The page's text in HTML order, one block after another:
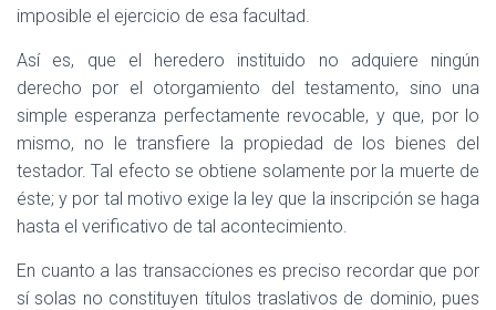
imposible el ejercicio de esa facultad.
Así es, que el heredero instituido no adquiere ningún
derecho por el otorgamiento del testamento, sino una
simple esperanza perfectamente revocable, y que, por lo
mismo, no le transfiere la propiedad de los bienes del
testador. Tal efecto se obtiene solamente por la muerte de
éste; y por tal motivo exige la ley que la inscripción se haga
hasta el verificativo de tal acontecimiento.
En cuanto a las transacciones es preciso recordar que por
sí solas no constituyen títulos traslativos de dominio, pues